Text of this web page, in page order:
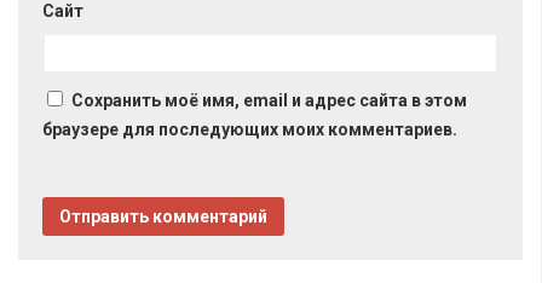
Сайт
Сохранить моё имя, email и адрес сайта в этом
браузере для последующих моих комментариев.